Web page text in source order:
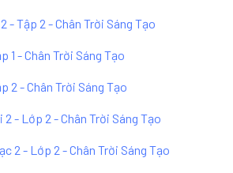
- Tập 2 - Chân Trời Sáng Tạo
1 - Chân Trời Sáng Tạo
2 - Chân Trời Sáng Tạo
2 - Lớp 2 - Chân Trời Sáng Tạo
2 - Lớp 2 - Chân Trời Sáng Tạo